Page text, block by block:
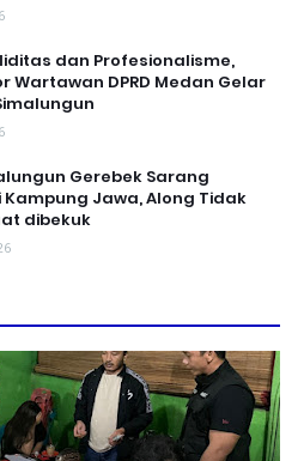
dan Profesionalisme,
Wartawan DPRD Medan Gelar
Gerebek Sarang
Jawa, Along Tidak
dibekuk